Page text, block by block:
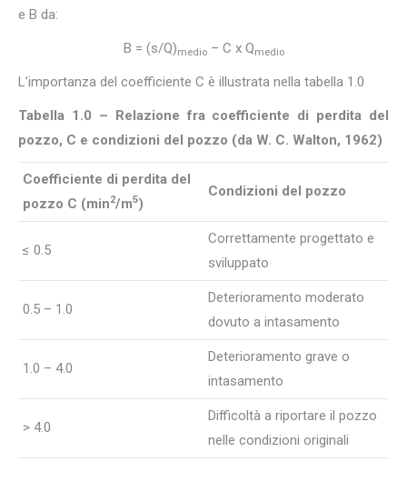
e B da:
B = (s/Q)medio– C x Qmedio
L’importanza del coefficiente C è illustrata nella tabella 1.0
Tabella 1.0 – Relazione fra coefficiente di perdita del
pozzo, C e condizioni del pozzo (da W. C. Walton, 1962)
Coefficiente di perdita del
pozzo C (min2/m5)
Condizioni del pozzo
≤ 0.5
Correttamente progettato e
sviluppato
0.5 – 1.0
Deterioramento moderato
dovuto a intasamento
1.0 – 4.0
Deterioramento grave o
intasamento
> 4.0
Difficoltà a riportare il pozzo
nelle condizioni originali